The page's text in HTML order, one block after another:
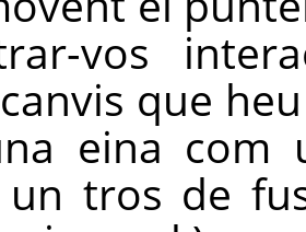
vos
que
eina com
un tros de